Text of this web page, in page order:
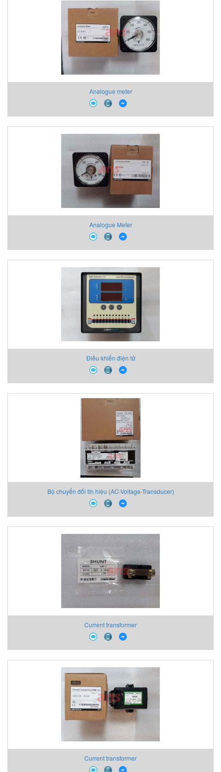
Analogue meter
Analogue Meter
Điều khiển điện tử
Bộ chuyển đổi tín hiệu (AC-Voltage-Transducer)
Current transformer
Current transformer